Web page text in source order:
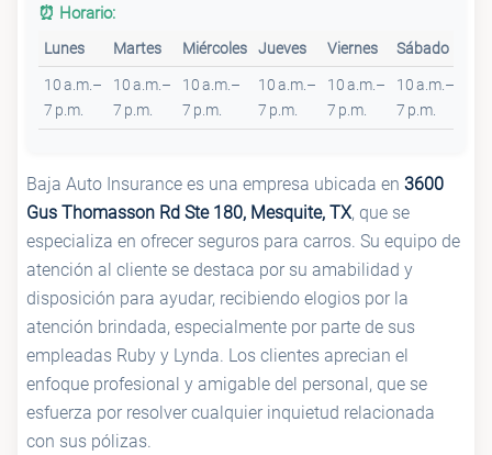
⏰ Horario:
Lunes Martes Miércoles Jueves Viernes Sábado
10 a.m.–
7 p.m.
10 a.m.–
7 p.m.
10 a.m.–
7 p.m.
10 a.m.–
7 p.m.
10 a.m.–
7 p.m.
10 a.m.–
7 p.m.
Baja Auto Insurance es una empresa ubicada en 3600
Gus Thomasson Rd Ste 180, Mesquite, TX, que se
especializa en ofrecer seguros para carros. Su equipo de
atención al cliente se destaca por su amabilidad y
disposición para ayudar, recibiendo elogios por la
atención brindada, especialmente por parte de sus
empleadas Ruby y Lynda. Los clientes aprecian el
enfoque profesional y amigable del personal, que se
esfuerza por resolver cualquier inquietud relacionada
con sus pólizas.